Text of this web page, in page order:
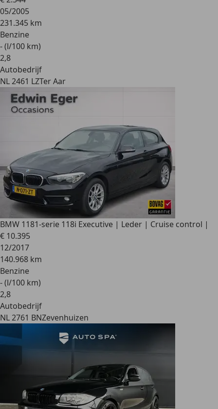
05/2005
231.345 km
Benzine
- (l/100 km)
2,8
Autobedrijf
NL 2461 LZTer Aar
BMW 1181-serie 118i Executive | Leder | Cruise control |
€ 10.395
12/2017
140.968 km
Benzine
- (l/100 km)
2,8
Autobedrijf
NL 2761 BNZevenhuizen